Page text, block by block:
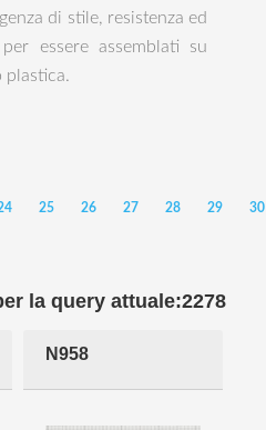
di stile, resistenza ed
essere assemblati su
plastica.
25 26 27 28 29 30
la query attuale:2278
N958